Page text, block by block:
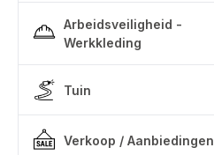
Arbeidsveiligheid -
Werkkleding
Tuin
Verkoop / Aanbiedingen